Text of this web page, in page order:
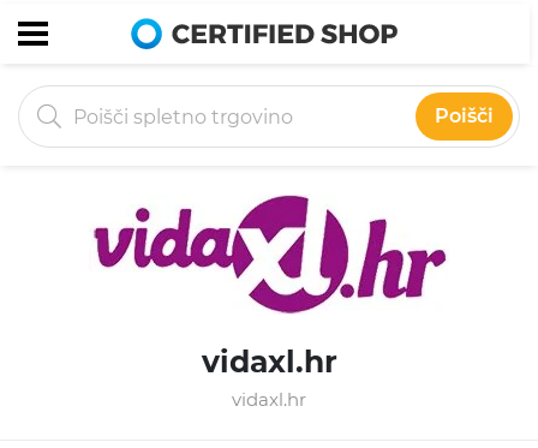
Poišči
vidaxl.hr
vidaxl.hr